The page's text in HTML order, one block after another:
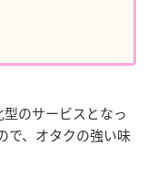
のサービスとなっ
で、オタクの強い味